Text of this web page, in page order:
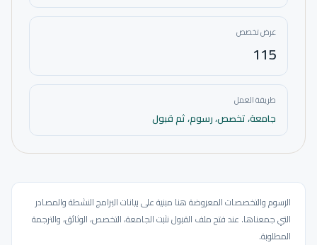
عرض تخصص
115
طريقة العمل
جامعة، تخصص، رسوم، ثم قبول
الرسوم والتخصصات المعروضة هنا مبنية على بيانات البرامج النشطة والمصادر
التي جمعناها. عند فتح ملف القبول نثبت الجامعة، التخصص، الوثائق، والترجمة
المطلوبة.